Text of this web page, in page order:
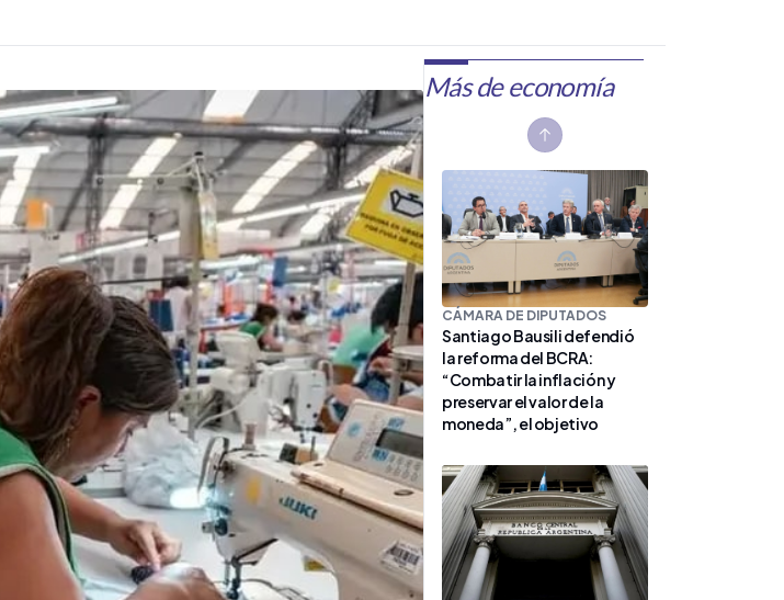
Más de economía
CÁMARA DE DIPUTADOS
Santiago Bausili defendió
la reforma del BCRA:
“Combatir la inflación y
preservar el valor de la
moneda”, el objetivo
Previous slide